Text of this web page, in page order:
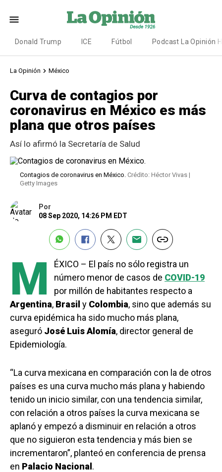
Donald Trump ICE Fútbol Podcast La Opinión
La Opinión México
Curva de contagios por
coronavirus en México es más
plana que otros países
Así lo afirmó la Secretaría de Salud
Contagios de coronavirus en México. Crédito: Héctor Vivas |
Getty Images
Por
08 Sep 2020, 14:26 PM EDT
M
ÉXICO – El país no sólo registra un
número menor de casos de COVID-19
por millón de habitantes respecto a
Argentina, Brasil y Colombia, sino que además su
curva epidémica ha sido mucho más plana,
aseguró José Luis Alomía, director general de
Epidemiología.
“La curva mexicana en comparación con la de otros
países es una curva mucho más plana y habiendo
tenido un inicio similar, con una tendencia similar,
con relación a otros países la curva mexicana se
aplanó y empezó a disminuir en relación a otros
que no siguieron esta tendencia y más bien se
incrementaron”, planteó en conferencia de prensa
en Palacio Nacional .